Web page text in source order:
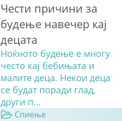
Чести причини за
будење навечер кај
децата
Ноќното будење е многу
често кај бебињата и
малите деца. Некои деца
се будат поради глад,
други п...
Спиење